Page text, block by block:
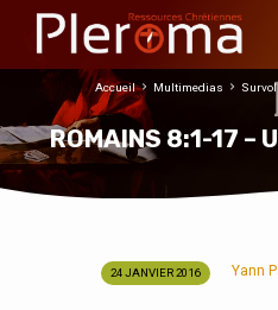
ROMAINS 8:1-17 –
Accueil Multimedias
ROMAINS
24 JANVIER 2016 Yann